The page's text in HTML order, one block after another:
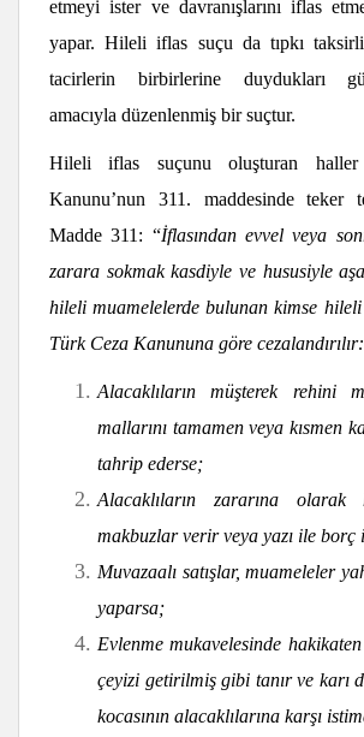
etmeyi ister ve davranışlarını iflas
yapar. Hileli iflas suçu da tıpkı
tacirlerin birbirlerine duydukları
amacıyla düzenlenmiş bir suçtur.
Hileli iflas suçunu oluşturan
Kanunu’nun 311. maddesinde teker
Madde 311: “İflasından evvel veya
zarara sokmak kasdiyle ve hususiyle
hileli muamelelerde bulunan kimse hileli
Türk Ceza Kanununa göre cezalandırılır:
Alacaklıların müşterek rehini
mallarını tamamen veya kısmen
tahrip ederse;
Alacaklıların zararına olarak
makbuzlar verir veya yazı ile borç
Muvazaalı satışlar, muameleler
yaparsa;
Evlenme mukavelesinde
çeyizi getirilmiş gibi tanır ve karı
kocasının alacaklılarına karşı